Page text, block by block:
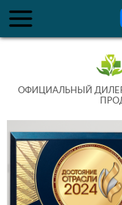
ОФИЦИАЛЬНЫЙ